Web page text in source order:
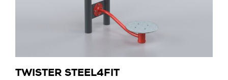
TWISTER STEEL4FIT